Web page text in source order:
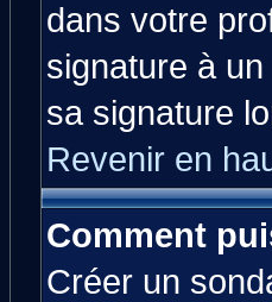
dans votre
signature à
sa signature
Revenir en
Comment
Créer un